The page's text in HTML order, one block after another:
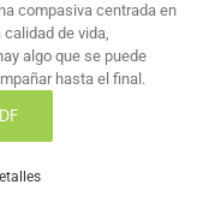
compasiva centrada en
calidad de vida,
algo que se puede
hasta el final.